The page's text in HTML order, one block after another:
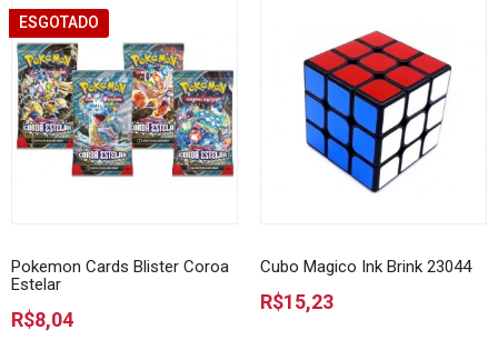
ESGOTADO
Pokemon Cards Blister Coroa
Estelar
R$8,04
Cubo Magico Ink Brink 23044
R$15,23